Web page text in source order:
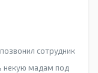
сотрудник
некую мадам под